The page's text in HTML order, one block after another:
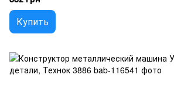
Купить